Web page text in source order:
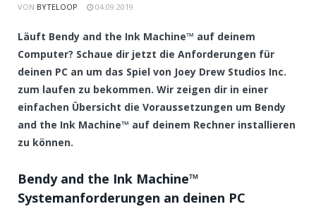
VON BYTELOOP 04.09.2019
Läuft Bendy and the Ink Machine™ auf deinem
Computer? Schaue dir jetzt die Anforderungen für
deinen PC an um das Spiel von Joey Drew Studios Inc.
zum laufen zu bekommen. Wir zeigen dir in einer
einfachen Übersicht die Voraussetzungen um Bendy
and the Ink Machine™ auf deinem Rechner installieren
zu können.
Bendy and the Ink Machine™
Systemanforderungen an deinen PC